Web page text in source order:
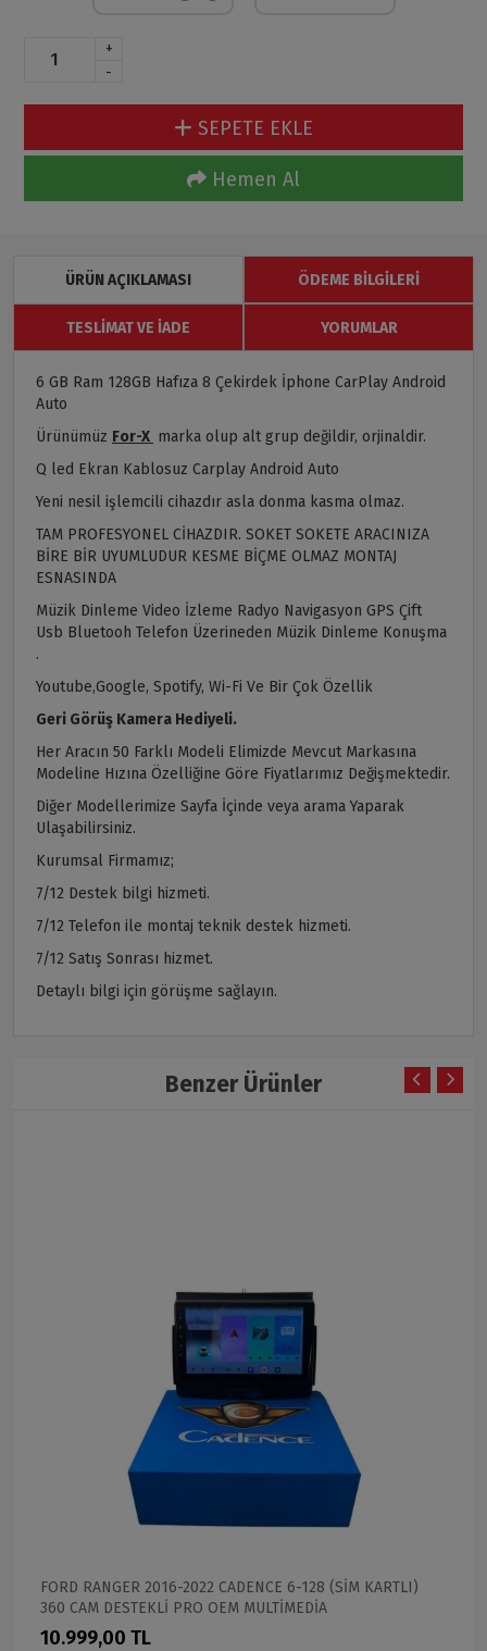
+
-
SEPETE EKLE
Hemen Al
ÜRÜN AÇIKLAMASI ÖDEME BILGILERI
TESLIMAT VE İADE YORUMLAR
6 GB Ram 128GB Hafıza 8 Çekirdek İphone CarPlay Android
Auto
Ürünümüz For-X marka olup alt grup değildir, orjinaldir.
Q led Ekran Kablosuz Carplay Android Auto
Yeni nesil işlemcili cihazdır asla donma kasma olmaz.
TAM PROFESYONEL CİHAZDIR. SOKET SOKETE ARACINIZA
BİRE BİR UYUMLUDUR KESME BİÇME OLMAZ MONTAJ
ESNASINDA
Müzik Dinleme Video İzleme Radyo Navigasyon GPS Çift
Usb Bluetooh Telefon Üzerineden Müzik Dinleme Konuşma
.
Youtube,Google, Spotify, Wi-Fi Ve Bir Çok Özellik
Geri Görüş Kamera Hediyeli.
Her Aracın 50 Farklı Modeli Elimizde Mevcut Markasına
Modeline Hızına Özelliğine Göre Fiyatlarımız Değişmektedir.
Diğer Modellerimize Sayfa İçinde veya arama Yaparak
Ulaşabilirsiniz.
Kurumsal Firmamız;
7/12 Destek bilgi hizmeti.
7/12 Telefon ile montaj teknik destek hizmeti.
7/12 Satış Sonrası hizmet.
Detaylı bilgi için görüşme sağlayın.
Benzer Ürünler
FORD RANGER 2016-2022 CADENCE 6-128 (SİM KARTLI)
360 CAM DESTEKLİ PRO OEM MULTİMEDİA
10.999,00 TL